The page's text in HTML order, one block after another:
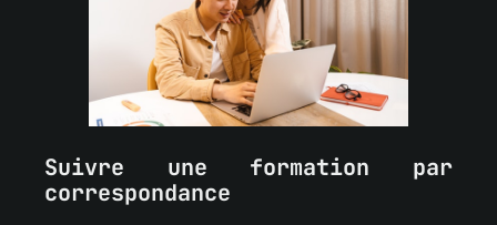
Suivre une formation par
correspondance